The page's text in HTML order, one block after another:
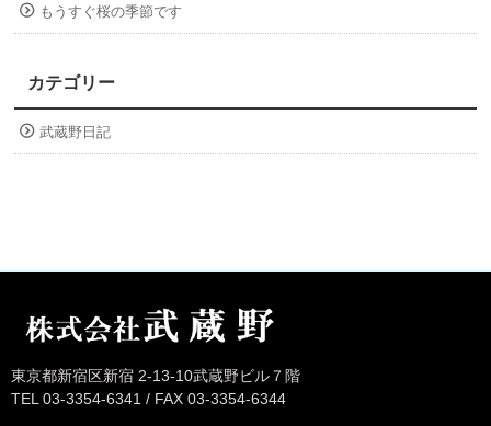
もうすぐ桜の季節です
カテゴリー
武蔵野日記
東京都新宿区新宿 2-13-10武蔵野ビル７階
TEL 03-3354-6341 / FAX 03-3354-6344